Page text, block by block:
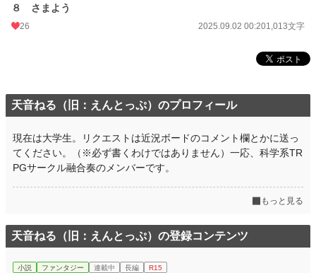
８ さまよう
26 2025.09.02 00:201,013文字
天音ねる（旧：えんとっぷ）のプロフィール
現在は大学生。リクエストは近況ボードのコメント欄とかに送っ
てください。（※必ず書くわけではありません）一応、科学系TR
PGサークル融合奏のメンバーです。
もっと見る
天音ねる（旧：えんとっぷ）の登録コンテンツ
小説 ファンタジー 連載中 長編 R15